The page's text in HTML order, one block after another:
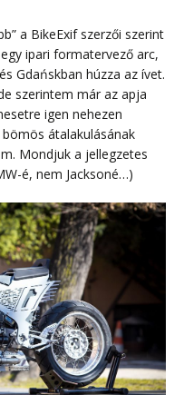
a BikeExif szerzői szerint
ipari formatervező arc,
Gdańskban húzza az ívet.
szerintem már az apja
igen nehezen
átalakulásának
Mondjuk a jellegzetes
é, nem Jacksoné…)